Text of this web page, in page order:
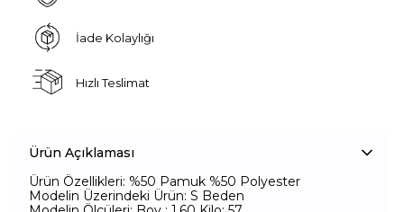
İade Kolaylığı
Hızlı Teslimat
Ürün Açıklaması
Ürün Özellikleri: %50 Pamuk %50 Polyester
Modelin Üzerindeki Ürün: S Beden